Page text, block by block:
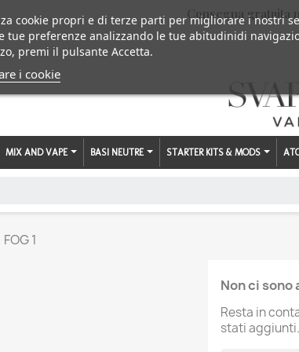
Consegna gratuita
MIX AND VAPE BASI NEUTRE STARTER KITS & MODS
FOG 1
Non ci
Resta in
stati aggiunti.
cookie propri e di terze parti per migliorare i nostri
tue preferenze analizzando le tue abitudinidi
premi il pulsante Accetta.
i cookie